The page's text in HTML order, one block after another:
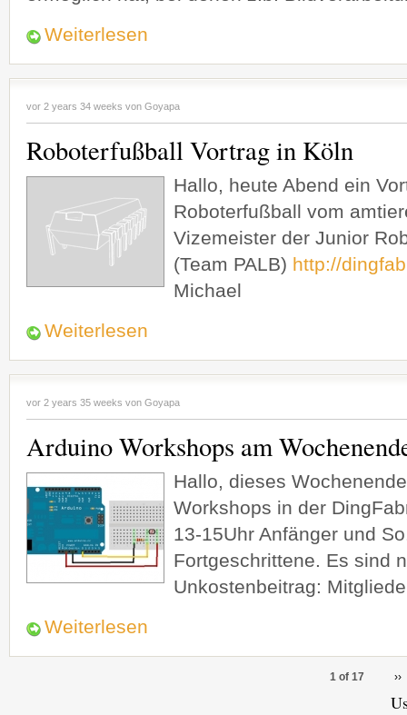
Weiterlesen
vor 2 years 34 weeks von Goyapa
Roboterfußball Vortrag in Köln
Hallo, heute Abend ein
Roboterfußball vom
Vizemeister der Junior
(Team PALB) http://
Michael
Weiterlesen
vor 2 years 35 weeks von Goyapa
Arduino Workshops am
Hallo, dieses
Workshops in der
13-15Uhr Anfänger und
Fortgeschrittene. Es sind
Unkostenbeitrag:
Weiterlesen
1 of 17 ››